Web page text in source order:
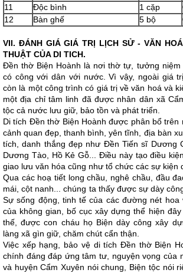
11
Độc bình 1 cặp
12
Bàn ghế 5 bộ
VII. ĐÁNH GIÁ GIÁ TRỊ LỊCH SỬ - VĂN
THUẬT CỦA DI TICH.
Đền thờ Biện Hoành là nơi thờ tự, tưởng niệm
có công với dân với nước. Vì vậy, ngoài giá
còn là một công trình có giá trị về văn hoá và
một địa chỉ tâm linh đã được nhân dân xã
tộc cả nước lưu giữ, bảo tồn và phát triển.
Di tích Đền thờ Biện Hoành được phân bổ trên
cảnh quan đẹp, thanh bình, yên tĩnh, địa bàn
tích, danh thắng đẹp như Đền Tiến sĩ Dương
Dương Tào, Hồ Kẻ Gỗ... Điều này tạo điều
giao lưu văn hóa cũng như tổ chức các sự kiện
Qua các hoạ tiết long chầu, nghê chầu, đầu
mái, cột nanh... chúng ta thấy được sự dày
Sự sống động, tinh tế của các đường nét hoa
của không gian, bố cục xây dựng thể hiện
thế, được con cháu họ Biện dày công xây
làng xã gìn giữ, chăm chút cẩn thận.
Việc xếp hạng, bảo vệ di tích Đền thờ Biện
chính đáng đáp ứng tâm tư, nguyện vọng của
và huyện Cẩm Xuyên nói chung, Biện tộc nói